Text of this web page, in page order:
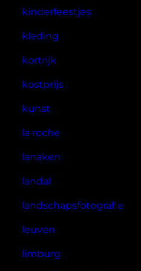
kinderfeestjes
kleding
kortrijk
kostprijs
kunst
la roche
lanaken
landal
landschapsfotografie
leuven
limburg